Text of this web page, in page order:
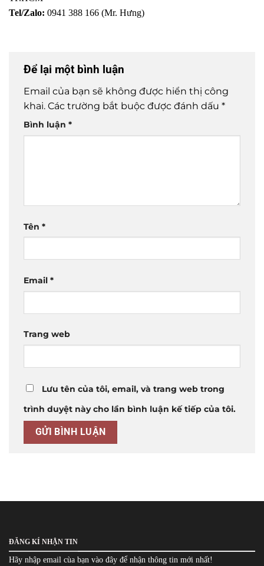
Tel/Zalo: 0941 388 166 (Mr. Hưng)
Để lại một bình luận
Email của bạn sẽ không được hiển thị công
khai. Các trường bắt buộc được đánh dấu *
Bình luận *
Tên *
Email *
Trang web
Lưu tên của tôi, email, và trang web trong
trình duyệt này cho lần bình luận kế tiếp của tôi.
ĐĂNG KÍ NHẬN TIN
Hãy nhập email cùa bạn vào đây để nhận thông tin mới nhất!